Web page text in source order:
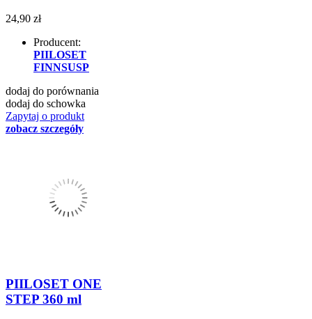
24,90 zł
Producent:
PIILOSET
FINNSUSP
dodaj do porównania
dodaj do schowka
Zapytaj o produkt
zobacz szczegóły
PIILOSET ONE
STEP 360 ml